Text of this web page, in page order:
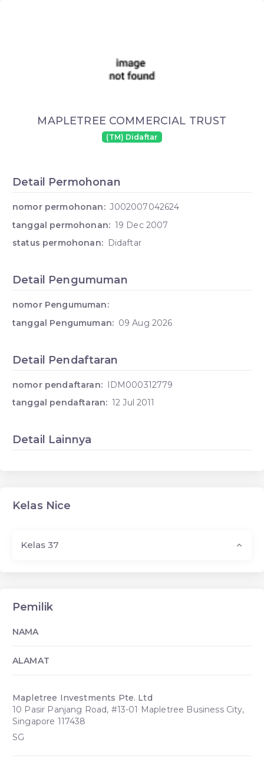
MAPLETREE COMMERCIAL TRUST
(TM) Didaftar
Detail Permohonan
nomor permohonan: J002007042624
tanggal permohonan: 19 Dec 2007
status permohonan: Didaftar
Detail Pengumuman
nomor Pengumuman:
tanggal Pengumuman: 09 Aug 2026
Detail Pendaftaran
nomor pendaftaran: IDM000312779
tanggal pendaftaran: 12 Jul 2011
Detail Lainnya
Kelas Nice
Kelas 37
Pemilik
NAMA
ALAMAT
Mapletree Investments Pte. Ltd
10 Pasir Panjang Road, #13-01 Mapletree Business City,
Singapore 117438
SG